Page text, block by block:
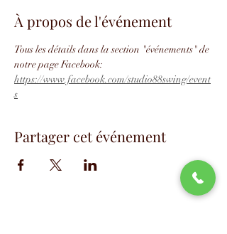
À propos de l'événement
Tous les détails dans la section "événements" de
notre page Facebook:
https://www.facebook.com/studio88swing/event
s
Partager cet événement